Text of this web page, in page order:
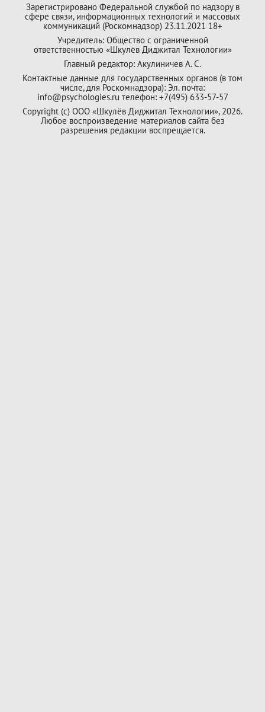
Зарегистрировано Федеральной службой по надзору в
сфере связи, информационных технологий и массовых
коммуникаций (Роскомнадзор) 23.11.2021 18+
Учредитель: Общество с ограниченной
ответственностью «Шкулёв Диджитал Технологии»
Главный редактор: Акулиничев А. С.
Контактные данные для государственных органов (в том
числе, для Роскомнадзора): Эл. почта:
info@psychologies.ru телефон: +7(495) 633-57-57
Copyright (с) ООО «Шкулёв Диджитал Технологии», 2026.
Любое воспроизведение материалов сайта без
разрешения редакции воспрещается.